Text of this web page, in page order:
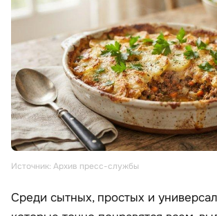
Источник: Архив пресс-службы
Среди сытных, простых и